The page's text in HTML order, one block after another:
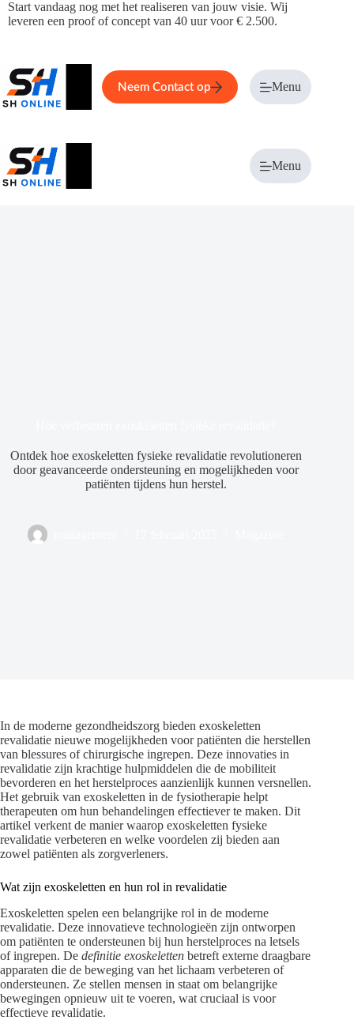
Ga
naar
Start vandaag nog met het realiseren van jouw visie. Wij
leveren een proof of concept van 40 uur voor € 2.500.
Home Service Over ons
Neem Contact op Menu
Menu
Ontdek hoe exoskeletten fysieke revalidatie revolutioneren
door geavanceerde ondersteuning en mogelijkheden voor
patiënten tijdens hun herstel.
In de moderne gezondheidszorg bieden exoskeletten
revalidatie nieuwe mogelijkheden voor patiënten die herstellen
van blessures of chirurgische ingrepen. Deze innovaties in
revalidatie zijn krachtige hulpmiddelen die de mobiliteit
bevorderen en het herstelproces aanzienlijk kunnen versnellen.
Het gebruik van exoskeletten in de fysiotherapie helpt
therapeuten om hun behandelingen effectiever te maken. Dit
artikel verkent de manier waarop exoskeletten fysieke
revalidatie verbeteren en welke voordelen zij bieden aan
zowel patiënten als zorgverleners.
Wat zijn exoskeletten en hun rol in revalidatie
Exoskeletten spelen een belangrijke rol in de moderne
revalidatie. Deze innovatieve technologieën zijn ontworpen
om patiënten te ondersteunen bij hun herstelproces na letsels
of ingrepen. De definitie exoskeletten betreft externe draagbare
apparaten die de beweging van het lichaam verbeteren of
ondersteunen. Ze stellen mensen in staat om belangrijke
bewegingen opnieuw uit te voeren, wat cruciaal is voor
effectieve revalidatie.